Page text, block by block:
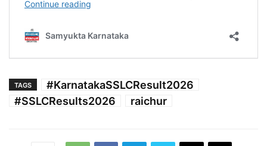
TAGS
#KarnatakaSSLCResult2026
#SSLCResults2026
raichur